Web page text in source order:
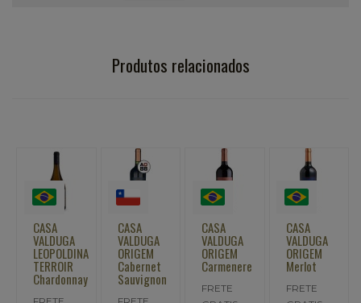
Produtos relacionados
CASA
VALDUGA
LEOPOLDINA
TERROIR
Chardonnay
CASA
VALDUGA
ORIGEM
Cabernet
Sauvignon
CASA
VALDUGA
ORIGEM
Carmenere
FRETE
CASA
VALDUGA
ORIGEM
Merlot
FRETE